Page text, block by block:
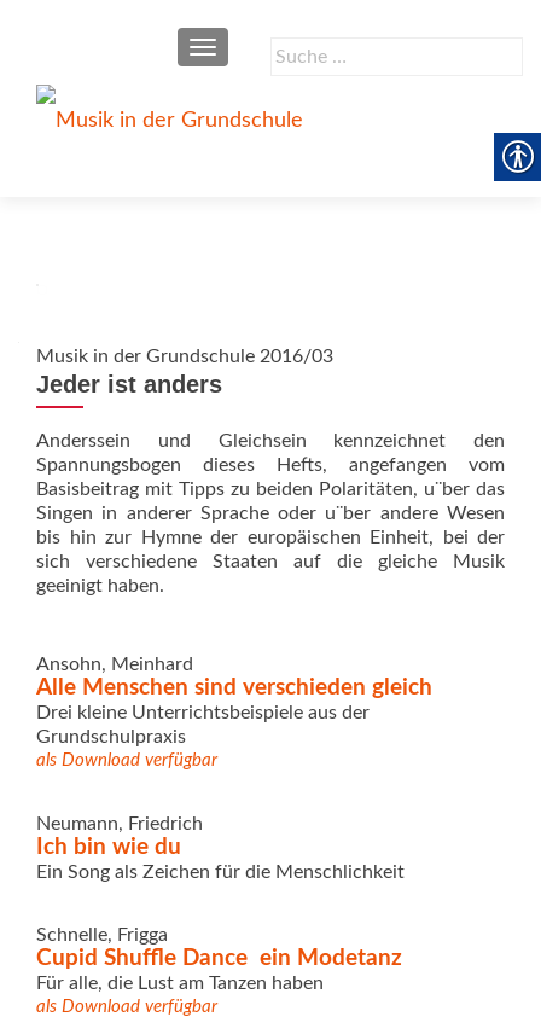
Suche
SCHALTE NAVIGATION
Musik in der Grundschule 2016/03
Jeder ist anders
Anderssein und Gleichsein kennzeichnet den
Spannungsbogen dieses Hefts, angefangen vom
Basisbeitrag mit Tipps zu beiden Polaritäten, u¨ber das
Singen in anderer Sprache oder u¨ber andere Wesen
bis hin zur Hymne der europäischen Einheit, bei der
sich verschiedene Staaten auf die gleiche Musik
geeinigt haben.
Ansohn, Meinhard
Alle Menschen sind verschieden gleich
Drei kleine Unterrichtsbeispiele aus der
Grundschulpraxis
als Download verfügbar
Neumann, Friedrich
Ich bin wie du
Ein Song als Zeichen für die Menschlichkeit
Schnelle, Frigga
Cupid Shuffle Dance  ein Modetanz
Für alle, die Lust am Tanzen haben
als Download verfügbar